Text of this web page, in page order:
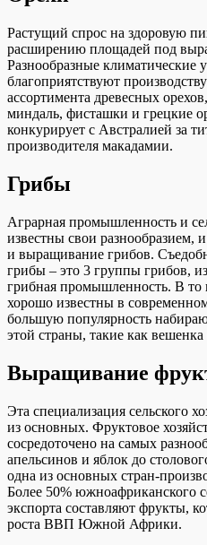
Растущий спрос на здоровую
расширению площадей под
Разнообразные климатические
благоприятствуют
ассортимента древесных
миндаль, фисташки и грецкие
конкурирует с Австралией за
производителя макадамии.
Грибы
Аграрная промышленность и
известны свои разнообразием,
и выращивание грибов.
грибы – это 3 группы грибов,
грибная промышленность. В то
хорошо известны в
большую популярность
этой страны, такие как
Выращивание
Эта специализация сельского
из основных. Фруктовое
сосредоточено на самых
апельсинов и яблок до
одна из основных стран-
Более 50% южноафриканского
экспорта составляют фрукты,
роста ВВП Южной Африки.